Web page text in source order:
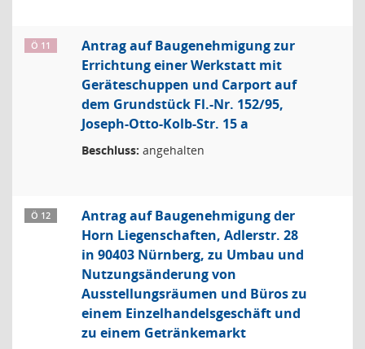
Ö 11
Antrag auf Baugenehmigung zur
Errichtung einer Werkstatt mit
Geräteschuppen und Carport auf
dem Grundstück Fl.-Nr. 152/95,
Joseph-Otto-Kolb-Str. 15 a
Beschluss: angehalten
Ö 12
Antrag auf Baugenehmigung der
Horn Liegenschaften, Adlerstr. 28
in 90403 Nürnberg, zu Umbau und
Nutzungsänderung von
Ausstellungsräumen und Büros zu
einem Einzelhandelsgeschäft und
zu einem Getränkemarkt